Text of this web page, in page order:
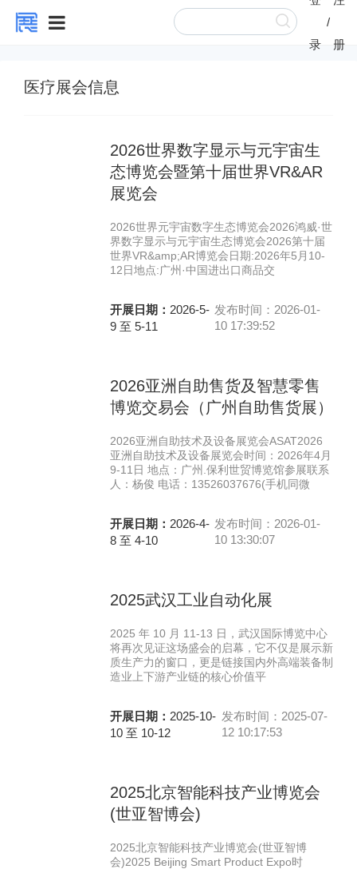
录
/
册
医疗展会信息
2026世界数字显示与元宇宙生
态博览会暨第十届世界VR&AR
展览会
2026世界元宇宙数字生态博览会2026鸿威·世
界数字显示与元宇宙生态博览会2026第十届
世界VR&amp;AR博览会日期:2026年5月10-
12日地点:广州·中国进出口商品交
开展日期： 2026-5-
9 至 5-11
发布时间：2026-01-
10 17:39:52
2026亚洲自助售货及智慧零售
博览交易会（广州自助售货展）
2026亚洲自助技术及设备展览会ASAT2026
亚洲自助技术及设备展览会时间：2026年4月
9-11日 地点：广州.保利世贸博览馆参展联系
人：杨俊 电话：13526037676(手机同微
开展日期： 2026-4-
8 至 4-10
发布时间：2026-01-
10 13:30:07
2025武汉工业自动化展
2025 年 10 月 11-13 日，武汉国际博览中心
将再次见证这场盛会的启幕，它不仅是展示新
质生产力的窗口，更是链接国内外高端装备制
造业上下游产业链的核心价值平
开展日期： 2025-10-
10 至 10-12
发布时间：2025-07-
12 10:17:53
2025北京智能科技产业博览会
(世亚智博会)
2025北京智能科技产业博览会(世亚智博
会)2025 Beijing Smart Product Expo时